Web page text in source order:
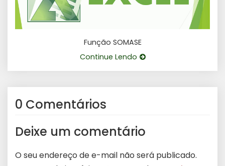
Função SOMASE
Continue Lendo
0 Comentários
Deixe um comentário
O seu endereço de e-mail não será publicado.